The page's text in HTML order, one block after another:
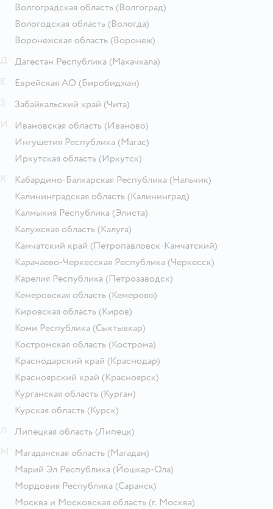
Волгоградская область (Волгоград)
Вологодская область (Вологда)
Воронежская область (Воронеж)
Дагестан Республика (Махачкала)
Еврейская АО (Биробиджан)
Забайкальский край (Чита)
Ивановская область (Иваново)
Ингушетия Республика (Магас)
Иркутская область (Иркутск)
Кабардино-Балкарская Республика (Нальчик)
Калининградская область (Калининград)
Калмыкия Республика (Элиста)
Калужская область (Калуга)
Камчатский край (Петропавловск-Камчатский)
Карачаево-Черкесская Республика (Черкесск)
Карелия Республика (Петрозаводск)
Кемеровская область (Кемерово)
Кировская область (Киров)
Коми Республика (Сыктывкар)
Костромская область (Кострома)
Краснодарский край (Краснодар)
Красноярский край (Красноярск)
Курганская область (Курган)
Курская область (Курск)
Липецкая область (Липецк)
Магаданская область (Магадан)
Марий Эл Республика (Йошкар-Ола)
Мордовия Республика (Саранск)
Москва и Московская область (г. Москва)